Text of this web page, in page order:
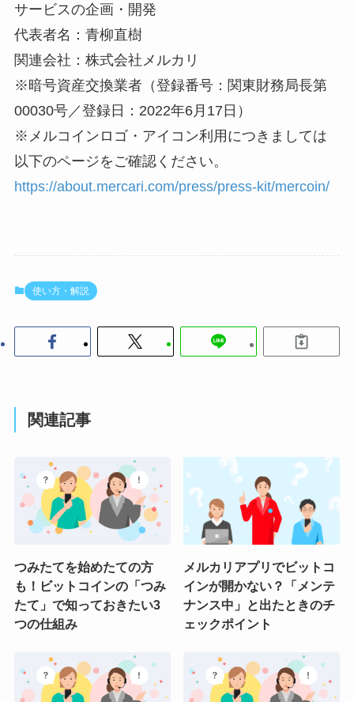
サービスの企画・開発
代表者名：青柳直樹
関連会社：株式会社メルカリ
※暗号資産交換業者（登録番号：関東財務局⻑第
00030号／登録日：2022年6月17日）
※メルコインロゴ・アイコン利用につきましては
以下のページをご確認ください。
https://about.mercari.com/press/press-kit/mercoin/
使い方・解説
関連記事
つみたてを始めたての方
も！ビットコインの「つみ
たて」で知っておきたい3
つの仕組み
メルカリアプリでビットコ
インが開かない？「メンテ
ナンス中」と出たときのチ
ェックポイント